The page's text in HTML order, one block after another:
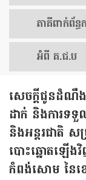
ភាគីពាក់ព័ន្
អំពី គ.ជ.ប
សេចក្តីជូនដំណឹ
ដាក់ និងការទទួ
និងអន្តរជាតិ ស
បោះឆ្នោតឡើងវិ
កំពង់សោម នៃខ